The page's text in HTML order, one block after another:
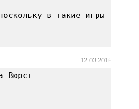
в такие игры
12.03.2015
Вюрст